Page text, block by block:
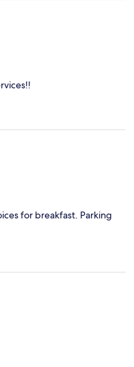
for breakfast. Parking